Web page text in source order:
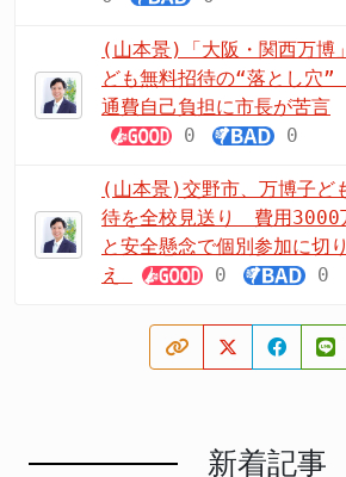
(山本景)「大阪・関西万博
ども無料招待の“落とし穴
通費自己負担に市長が苦言
0
0
(山本景)交野市、万博子ど
待を全校見送り 費用3000
と安全懸念で個別参加に切
え
0 0
新着記事